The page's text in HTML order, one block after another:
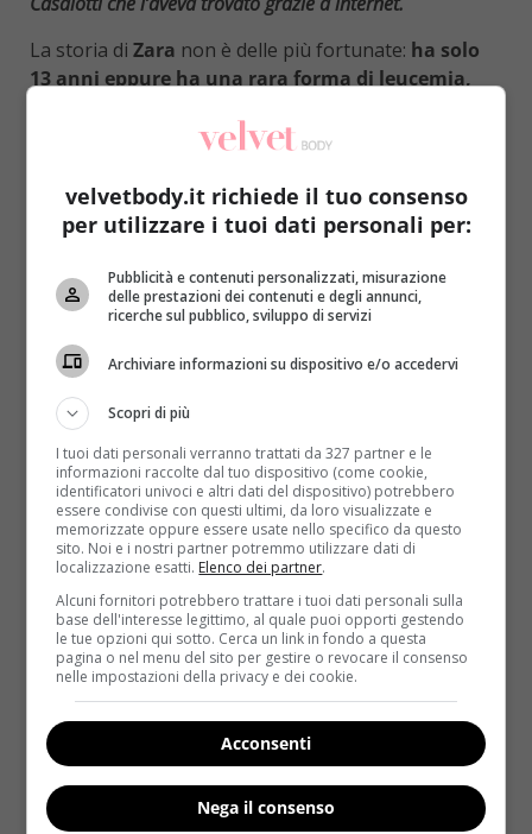
La storia di Zara non è delle più fortunate: ha solo
13 anni eppure ha una rara forma di leucemia,
tempo fa l’iniziativa #match4Sara aveva permesso a
web (la maglietta di Alessio Bernabei a Sanremo
2016 era dedicata proprio a questa vicenda), così
lo stesso, sperando di emularne anche il successo
Per prima cosa ha creato l’account twitter
essersi presentata al popolo del web, il suo secondo
tweet è stato esplicito:
trapianto di midollo osseo. Ho un gruppo sanguigno
particolarmente raro a causa della mia etnia
(Arabia/Gran Bretagna).Per favore aiutatemi a trovare
un donatore compatibile“.
La risposta della rete non si è fatta attendere e la
richiesta d’aiuto è stata retwittata più di 11.800
volte. Al momento ci sono una quarantina di tweet
sul suo account e quasi tutte sono risposte ad altri
utenti che chiedonoinformazioni sui test da
effettuare, le registrazioni da fare e altre
domande di carattere pratico. In altre parole il web
si sta mobilitando e la corsa al donatore sta piano
piano ingranando. Nel frattempo,il papà di Zara ha
rilasciato alcune interviste per spiegare la
velvetbody.it richiede il tuo consenso
per utilizzare i tuoi dati personali per:
Pubblicità e contenuti personalizzati, misurazione
delle prestazioni dei contenuti e degli annunci,
ricerche sul pubblico, sviluppo di servizi
Archiviare informazioni su dispositivo e/o accedervi
Scopri di più
I tuoi dati personali verranno trattati da 327 partner e le
informazioni raccolte dal tuo dispositivo (come cookie,
identificatori univoci e altri dati del dispositivo) potrebbero
essere condivise con questi ultimi, da loro visualizzate e
memorizzate oppure essere usate nello specifico da questo
sito. Noi e i nostri partner potremmo utilizzare dati di
localizzazione esatti. Elenco dei partner.
Alcuni fornitori potrebbero trattare i tuoi dati personali sulla
base dell'interesse legittimo, al quale puoi opporti gestendo
le tue opzioni qui sotto. Cerca un link in fondo a questa
pagina o nel menu del sito per gestire o revocare il consenso
nelle impostazioni della privacy e dei cookie.
Acconsenti
Nega il consenso